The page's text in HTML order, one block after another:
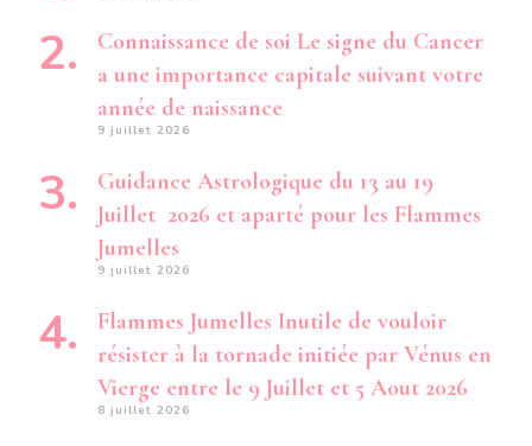
Connaissance de soi Le signe du Cancer
a une importance capitale suivant votre
année de naissance
9 juillet 2026
Guidance Astrologique du 13 au 19
Juillet 2026 et aparté pour les Flammes
Jumelles
9 juillet 2026
Flammes Jumelles Inutile de vouloir
résister à la tornade initiée par Vénus en
Vierge entre le 9 Juillet et 5 Aout 2026
8 juillet 2026